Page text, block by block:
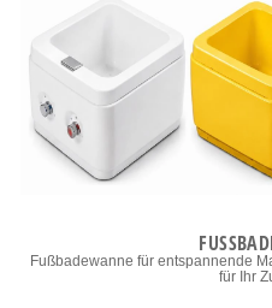
Fußbadewanne für entspannende
für Ihr